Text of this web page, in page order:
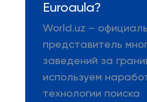
Euroaula?
World.uz –
представитель
заведений за
используем
технологии поиска